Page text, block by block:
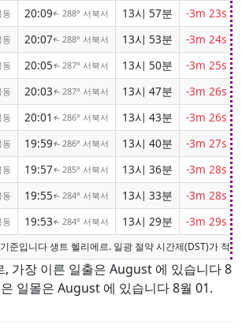
동 20:09↑ 288° 서북서 13시 57분 -3m 23s
동 20:07↑ 288° 서북서 13시 53분 -3m 24s
동 20:05↑ 287° 서북서 13시 50분 -3m 25s
동 20:03↑ 287° 서북서 13시 47분 -3m 26s
동 20:01 ↑ 286° 서북서 13시 43분 -3m 26s
동 19:59↑ 286° 서북서 13시 40분 -3m 27s
동 19:57↑ 285° 서북서 13시 36분 -3m 28s
동 19:55↑ 284° 서북서 13시 33분 -3m 28s
동 19:53↑ 284° 서북서 13시 29분 -3m 29s
준입니다 생트 헬리에르. 일광 절약 시간제(DST)가 적
, 가장 이른 일출은 August 에 있습니다 8
일몰은 August 에 있습니다 8월 01.